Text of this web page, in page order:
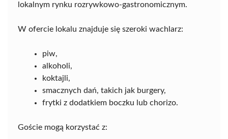
lokalnym rynku rozrywkowo-gastronomicznym.
W ofercie lokalu znajduje się szeroki wachlarz:
piw,
alkoholi,
koktajli,
smacznych dań, takich jak burgery,
frytki z dodatkiem boczku lub chorizo.
Goście mogą korzystać z: